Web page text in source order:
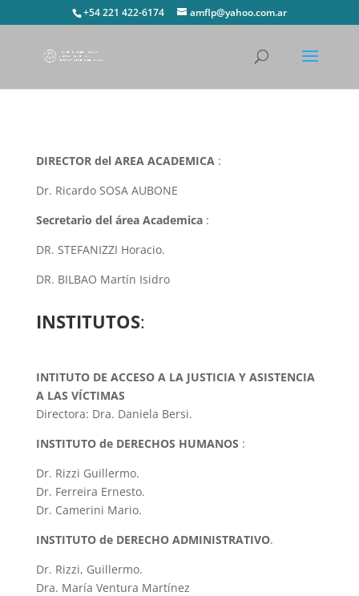
+54 221 422-6174 amflp@yahoo.com.ar
DIRECTOR del AREA ACADEMICA:
Dr. Ricardo SOSA AUBONE
Secretario del área Academica:
DR. STEFANIZZI Horacio.
DR. BILBAO Martín Isidro
INSTITUTOS:
INTITUTO DE ACCESO A LA JUSTICIA Y ASISTENCIA
A LAS VÍCTIMAS
Directora: Dra. Daniela Bersi.
INSTITUTO de DERECHOS HUMANOS :
Dr. Rizzi Guillermo.
Dr. Ferreira Ernesto.
Dr. Camerini Mario.
INSTITUTO de DERECHO ADMINISTRATIVO.
Dr. Rizzi, Guillermo.
Dra. María Ventura Martínez